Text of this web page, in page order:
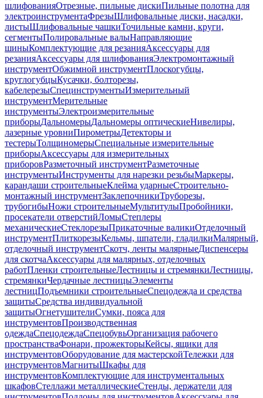
шлифованияОтрезные, пильные дискиПильные полотна для
электроинструментаФрезыШлифовальные диски, насадки,
листыШлифовальные чашкиТочильные камни, круги,
сегментыПолировальные валыНаправляющие
шиныКомплектующие для резанияАксессуары для
резанияАксессуары для шлифованияЭлектромонтажный
инструментОбжимной инструментПлоскогубцы,
круглогубцыКусачки, болторезы,
кабелерезыСпецинструментыИзмерительный
инструментМерительные
инструментыЭлектроизмерительные
приборыДальномерыДальномеры оптическиеНивелиры,
лазерные уровниПирометрыДетекторы и
тестерыТолщиномерыСпециальные измерительные
приборыАксессуары для измерительных
приборовРазметочный инструментРазметочные
инструментыИнструменты для нарезки резьбыМаркеры,
карандаши строительныеКлейма ударныеСтроительно-
монтажный инструментЗаклепочникиТруборезы,
трубогибыНожи строительныеМультитулыПробойники,
просекатели отверстийЛомыСтеплеры
механическиеСтеклорезыПрикаточные валикиОтделочный
инструментПлиткорезыКельмы, шпатели, гладилкиМалярный,
отделочный инструментСкотч, ленты малярныеДиспенсеры
для скотчаАксессуары для малярных, отделочных
работПленки строительныеЛестницы и стремянкиЛестницы,
стремянкиЧердачные лестницыЭлементы
лестницПодъемники строительныеСпецодежда и средства
защитыСредства индивидуальной
защитыОгнетушителиСумки, пояса для
инструментовПроизводственная
одеждаСпецодеждаСпецобувьОрганизация рабочего
пространстваФонари, прожекторыКейсы, ящики для
инструментовОборудование для мастерскойТележки для
инструментовМагнитыШкафы для
инструментовКомплектующие для инструментальных
шкафовСтеллажи металлическиеСтенды, держатели для